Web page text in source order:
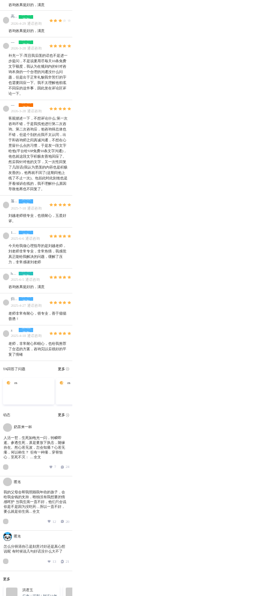
咨询效果挺好的，满意
高益
咨询
2026-4-29 通话咨询
咨询效果挺好的，满意
---
咨询
2026-3-28 通话咨询
补充一下:而且我后面的话也不是进一
步提问，不是说要用尽每天10条免费
文字额度，我认为在规则内的针对咨
询本身的一个合理的沟通没什么问
题，但是出于正常礼貌我辛苦打的字
也需要回应一下。我不太理解他彻底
不回应的这件事，因此发在评论区评
论一下。
---
咨询
2026-3-28 通话咨询
客观描述一下，不想评论什么:第一次
咨询不错，于是我找他进行第二次咨
询。第二次咨询后，他咨询得总体也
不错，但是个别的点我不太认同，出
于和咨询师之间真诚沟通，不想在心
里留什么点的习惯，于是发一段文字
给他(平台给VIP免费10条文字沟通)，
他也就这段文字积极友善地回应了。
然后我针对他的文字，又一次性回复
了几段话(我认为里面的内容也是积极
友善的)，他再就不回了(这期间他上
线了不止一次)。包括此时此刻他也是
开着倾诉在线的，我不理解什么原因
导致他再也不回复了。
落落
咨询
2025-7-18 通话咨询
刘越老师很专业，也很耐心，五星好
评。
咨询
2025-6-6 通话咨询
今天给我做心理指导的是刘越老师，
刘老师非常专业，非常热情，我感觉
真正能给我解决的问题，缓解了压
力，非常感谢刘老师
huan
咨询
2025-6-5 通话咨询
咨询效果挺好的，满意
归鹤
咨询
2025-4-27 通话咨询
老师非常有耐心，很专业，善于循循
善诱！
z
咨询
2025-4-18 通话咨询
老师，非常耐心和细心，也给我推荐
了合适的方案，咨询完以后很好的平
复了情绪
TA回答了问题 更多
A m A m
动态 更多
奶茶来一杯
人活一世，生死如电光一闪，转瞬即
逝。参透生死，原是要放下执念，随缘
自在。然心若无波，怎会知痛？心若无
痛，何以称生？ 但有一种痛，穿骨蚀
心，至死不灭： ...全文
7 24
匿名
我的父母会帮我照顾我年幼的孩子，会
给我金钱的支持，唯独没有我想要的情
感呵护 当我生病一直不好，他们只会说
你是不是因为没吃药，所以一直不好，
要么就是你生病...全文
12 20
匿名
怎么分得清自己是刻意讨好还是真心想
说呢 有时候说几句好话没什么大不了
13 21
更多
洪君玉